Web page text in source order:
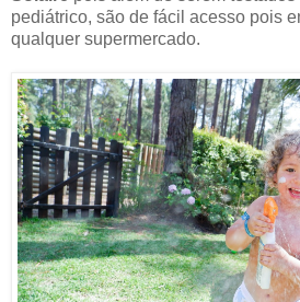
pediátrico, são de fácil acesso pois
qualquer supermercado.